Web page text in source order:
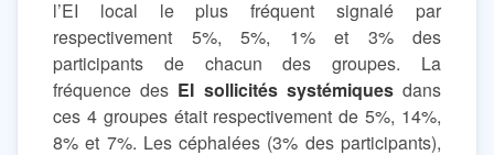
l’EI local le plus fréquent signalé par
respectivement 5%, 5%, 1% et 3% des
participants de chacun des groupes. La
fréquence des EI sollicités systémiquesdans
ces 4 groupes était respectivement de 5%, 14%,
8% et 7%. Les céphalées (3% des participants),